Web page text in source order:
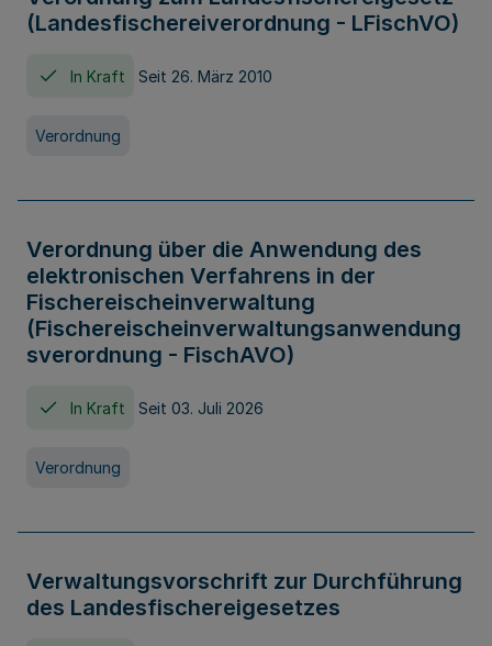
(Landesfischereiverordnung - LFischVO)
In Kraft Seit 26. März 2010
Verordnung
Verordnung über die Anwendung des
elektronischen Verfahrens in der
Fischereischeinverwaltung
(Fischereischeinverwaltungsanwendung
sverordnung - FischAVO)
In Kraft Seit 03. Juli 2026
Verordnung
Verwaltungsvorschrift zur Durchführung
des Landesfischereigesetzes